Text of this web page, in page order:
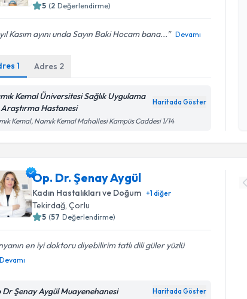
5 (2 Değerlendirme)
Kasım ayını unda Sayın Baki Hocam bana... Devamı
1 Adres 2
Kemal Üniversitesi Sağlık Uygulama
Araştırma Hastanesi
Haritada Göster
Kemal, Namık Kemal Mahallesi Kampüs Caddesi 1/14
Op. Dr. Şenay Aygül
Kadın Hastalıkları ve Doğum +1diğer
Tekirdağ, Çorlu
5 (57 Değerlendirme)
en iyi doktoru diyebilirim tatlı dili güler yüzlü
Devamı
Dr Şenay Aygül Muayenehanesi Haritada Göster